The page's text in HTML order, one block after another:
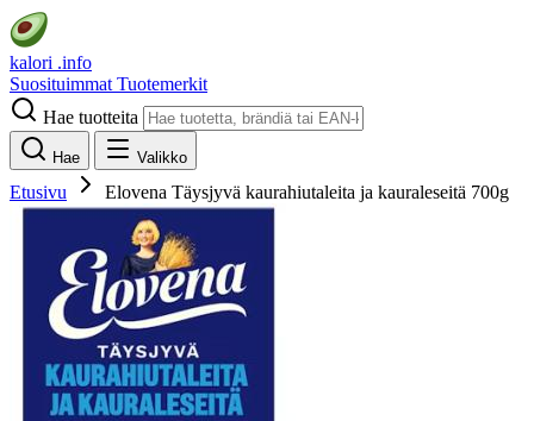
kalori .info
Suosituimmat Tuotemerkit
Hae tuotteita
Hae Valikko
Etusivu Elovena Täysjyvä kaurahiutaleita ja kauraleseitä 700g